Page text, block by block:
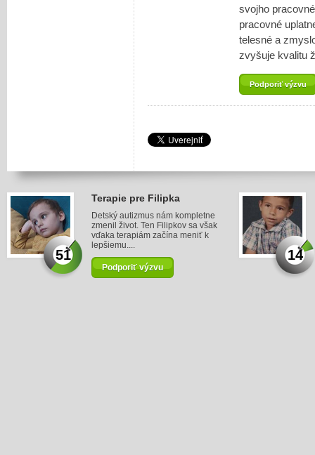
svojho
pracovné
telesné a
zvyšuje kvalitu
Podporiť výzvu
51
Terapie pre Filipka
Detský autizmus nám kompletne
zmenil život. Ten Filipkov sa však
vďaka terapiám začína meniť k
lepšiemu....
Podporiť výzvu
14